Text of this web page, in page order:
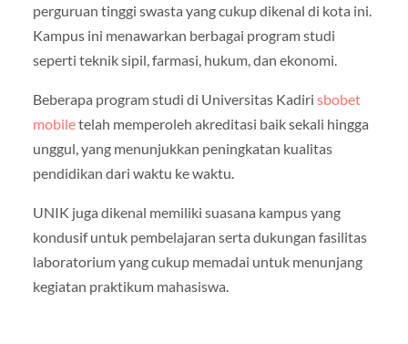
perguruan tinggi swasta yang cukup dikenal di kota ini.
Kampus ini menawarkan berbagai program studi
seperti teknik sipil, farmasi, hukum, dan ekonomi.
Beberapa program studi di Universitas Kadiri sbobet
mobiletelah memperoleh akreditasi baik sekali hingga
unggul, yang menunjukkan peningkatan kualitas
pendidikan dari waktu ke waktu.
UNIK juga dikenal memiliki suasana kampus yang
kondusif untuk pembelajaran serta dukungan fasilitas
laboratorium yang cukup memadai untuk menunjang
kegiatan praktikum mahasiswa.